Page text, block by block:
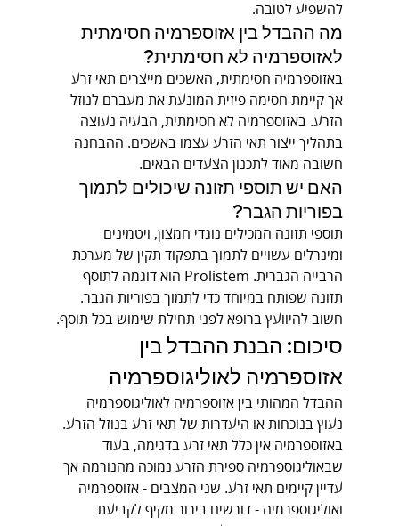
להשפיע לטובה.
מה ההבדל בין אזוספרמיה חסימתית
לאזוספרמיה לא חסימתית?
באזוספרמיה חסימתית, האשכים מייצרים תאי זרע
אך קיימת חסימה פיזית המונעת את מעברם לנוזל
הזרע. באזוספרמיה לא חסימתית, הבעיה נעוצה
בתהליך ייצור תאי הזרע עצמו באשכים. ההבחנה
חשובה מאוד לתכנון הצעדים הבאים.
האם יש תוספי תזונה שיכולים לתמוך
בפוריות הגבר?
תוספי תזונה המכילים נוגדי חמצון, ויטמינים
ומינרלים עשויים לתמוך בתפקוד תקין של מערכת
הרבייה הגברית. Prolistem הוא דוגמה לתוסף
תזונה שפותח במיוחד כדי לתמוך בפוריות הגבר.
חשוב להיוועץ ברופא לפני תחילת שימוש בכל תוסף.
סיכום: הבנת ההבדל בין
אזוספרמיה לאוליגוספרמיה
ההבדל המהותי בין אזוספרמיה לאוליגוספרמיה
נעוץ בנוכחות או היעדרות של תאי זרע בנוזל הזרע.
באזוספרמיה אין כלל תאי זרע בדגימה, בעוד
שבאוליגוספרמיה ספירת הזרע נמוכה מהנורמה אך
עדיין קיימים תאי זרע. שני המצבים - אזוספרמיה
ואוליגוספרמיה - דורשים בירור מקיף לקביעת